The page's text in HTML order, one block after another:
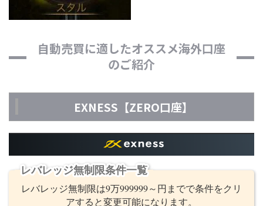
自動売買に適したオススメ海外口座
のご紹介
EXNESS【ZERO口座】
レバレッジ無制限条件一覧
レバレッジ無制限は9万999999～円までで条件をクリ
アすると変更可能になります。